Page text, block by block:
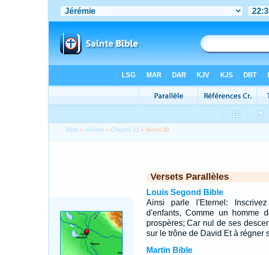
Bible >Jérémie >Chapitre 22 > Verset 30
Versets Parallèles
Louis Segond Bible
Ainsi parle l'Eternel:
d'enfants, Comme un homme
prospères; Car nul de ses
sur le trône de David Et à régner
Martin Bible